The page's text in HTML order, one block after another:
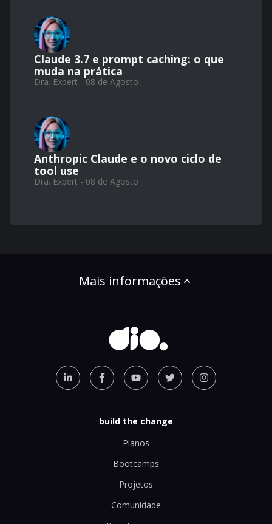
Claude 3.7 e prompt caching: o que
muda na prática
Dra. Expert - 08 de Agosto
Anthropic Claude e o novo ciclo de
tool use
Dra. Expert - 08 de Agosto
Mais informações
build the change
Planos
Bootcamps
Projetos
Comunidade